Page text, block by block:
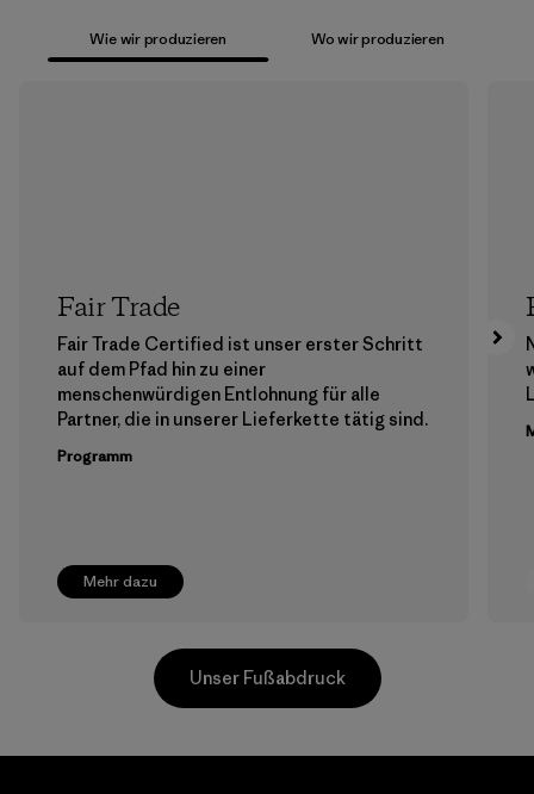
Wie wir produzieren Wo wir produzieren
Mehr dazu
Fair Trade
Fair Trade Certified ist unser erster Schritt
auf dem Pfad hin zu einer
menschenwürdigen Entlohnung für alle
Partner, die in unserer Lieferkette tätig sind.
Programm
Unser Fußabdruck